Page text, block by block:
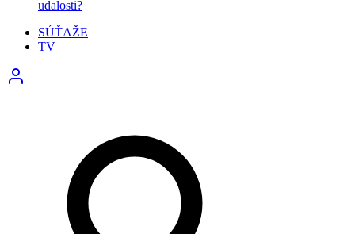
udalosti?
SÚŤAŽE
TV